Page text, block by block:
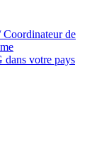
Coordinateur de
dans votre pays